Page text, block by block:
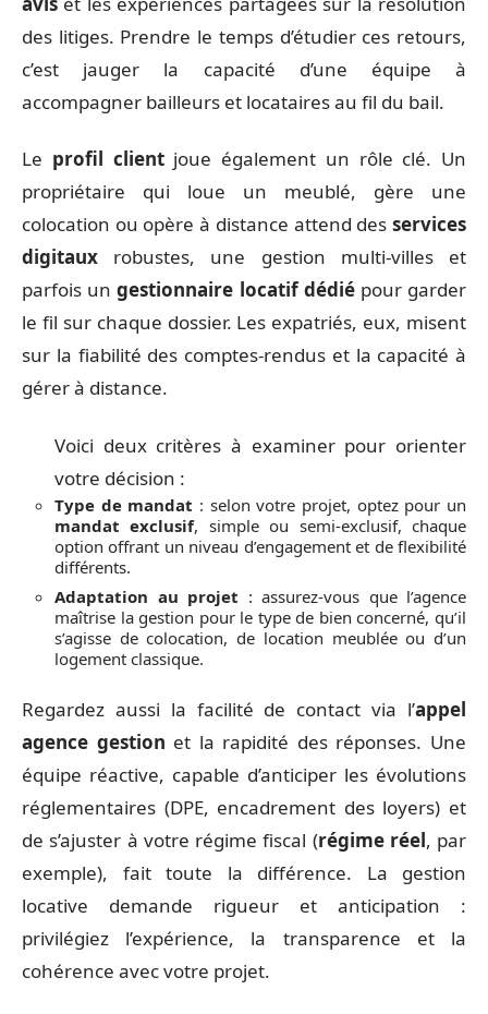
des litiges. Prendre le temps d’étudier ces retours,
c’est jauger la capacité d’une équipe à
accompagner bailleurs et locataires au fil du bail.
Le profil clientjoue également un rôle clé. Un
propriétaire qui loue un meublé, gère une
colocation ou opère à distance attend des services
digitaux robustes, une gestion multi-villes et
parfois ungestionnaire locatif dédiépour garder
le fil sur chaque dossier. Les expatriés, eux, misent
sur la fiabilité des comptes-rendus et la capacité à
gérer à distance.
Voici deux critères à examiner pour orienter
votre décision :
Type de mandat : selon votre projet, optez pour un
mandat exclusif, simple ou semi-exclusif, chaque
option offrant un niveau d’engagement et de flexibilité
différents.
Adaptation au projet : assurez-vous que l’agence
maîtrise la gestion pour le type de bien concerné, qu’il
s’agisse de colocation, de location meublée ou d’un
logement classique.
Regardez aussi la facilité de contact via l’appel
agence gestion et la rapidité des réponses. Une
équipe réactive, capable d’anticiper les évolutions
réglementaires (DPE, encadrement des loyers) et
de s’ajuster à votre régime fiscal (régime réel, par
exemple), fait toute la différence. La gestion
locative demande rigueur et anticipation :
privilégiez l’expérience, la transparence et la
cohérence avec votre projet.